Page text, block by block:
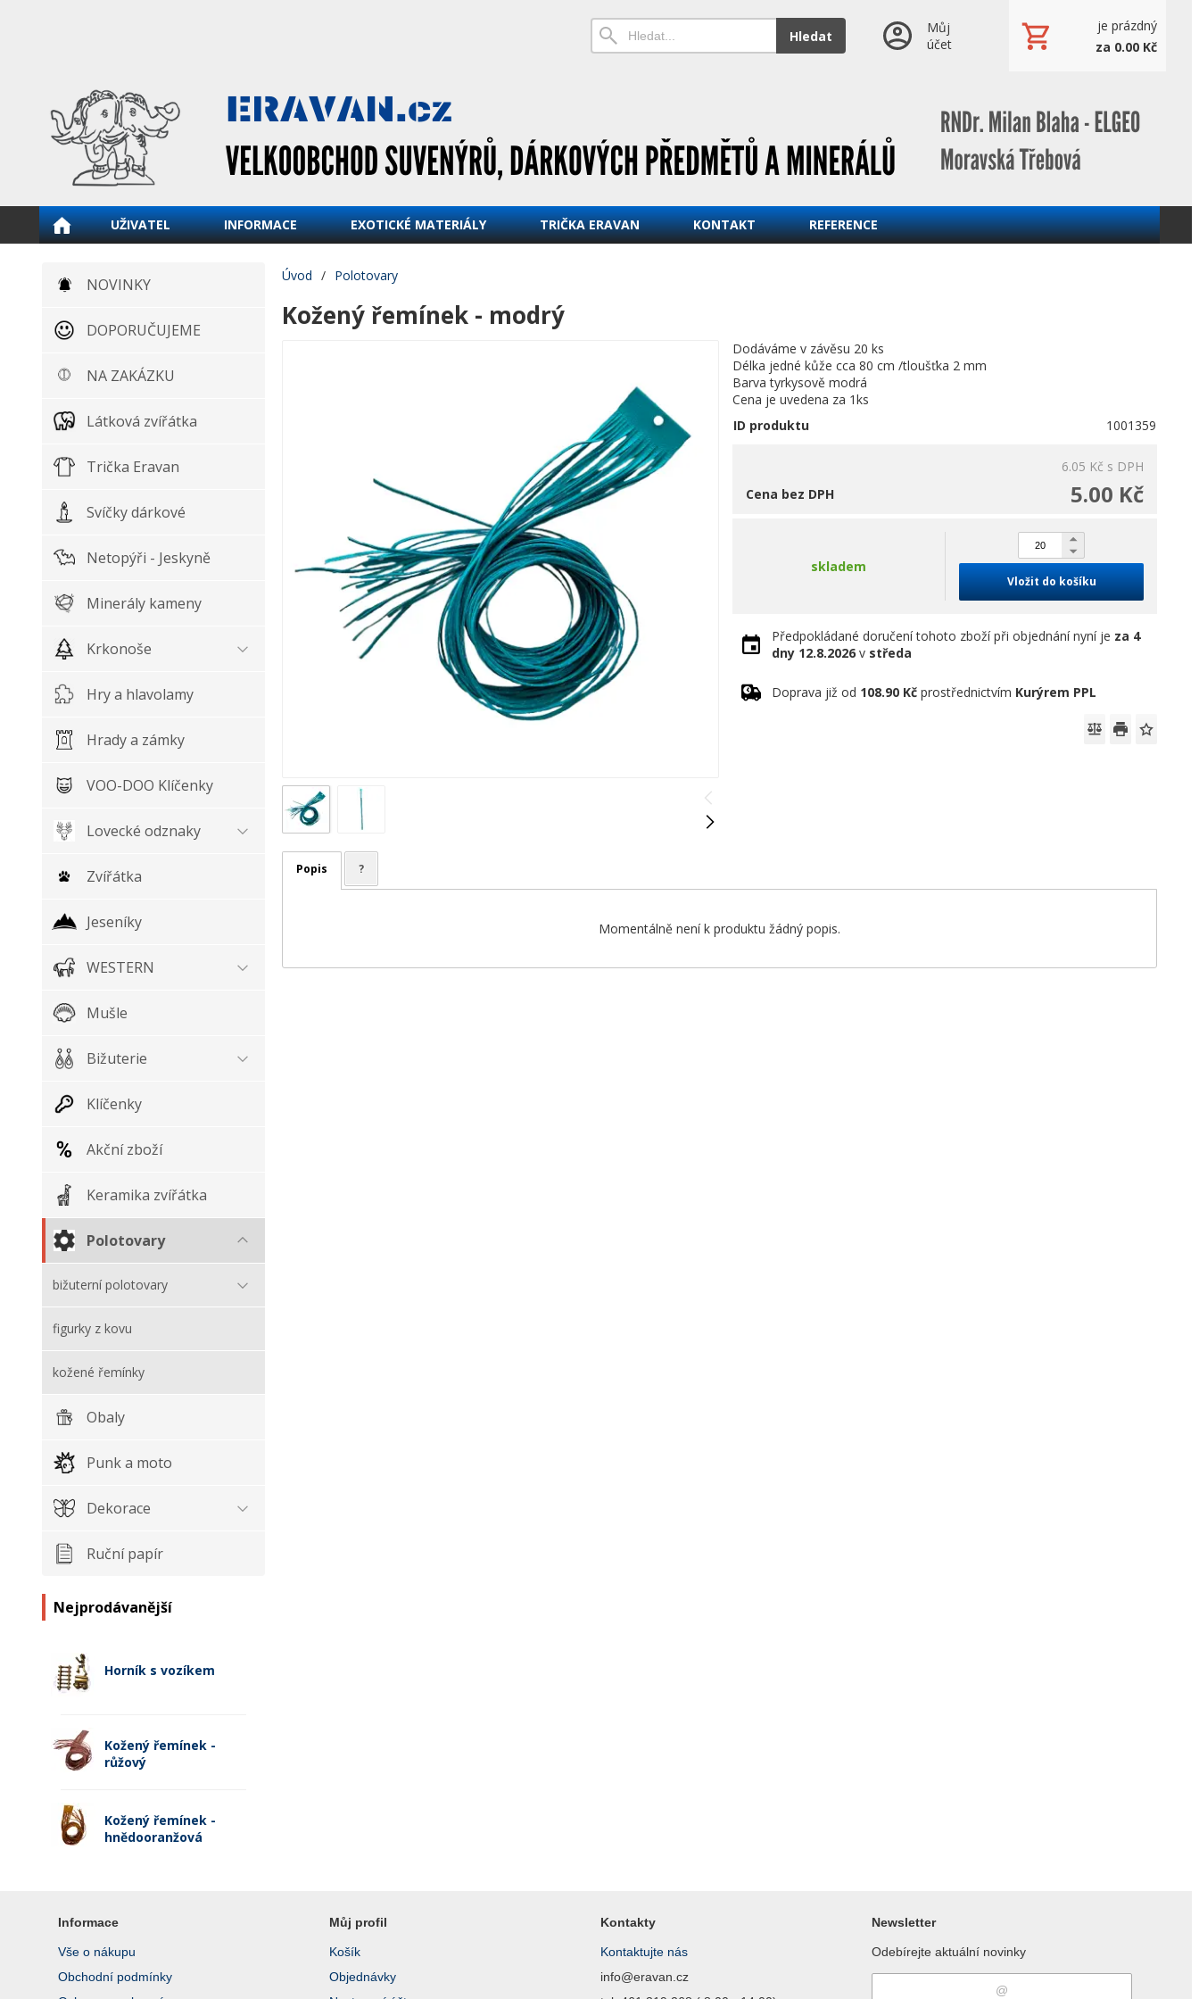
Hledat
Můj
účet
je prázdný
za 0.00 Kč
UŽIVATEL INFORMACE EXOTICKÉ MATERIÁLY TRIČKA ERAVAN KONTAKT REFERENCE
NOVINKY
DOPORUČUJEME
NA ZAKÁZKU
Látková zvířátka
Trička Eravan
Svíčky dárkové
Netopýři - Jeskyně
Minerály kameny
Krkonoše
Hry a hlavolamy
Hrady a zámky
VOO-DOO Klíčenky
Lovecké odznaky
Zvířátka
Jeseníky
WESTERN
Mušle
Bižuterie
Klíčenky
Akční zboží
Keramika zvířátka
Polotovary
bižuterní polotovary
figurky z kovu
kožené řemínky
Obaly
Punk a moto
Dekorace
Ruční papír
Nejprodávanější
Horník s vozíkem
Kožený řemínek -
růžový
Kožený řemínek -
hnědooranžová
Úvod / Polotovary
Kožený řemínek - modrý
Dodáváme v závěsu 20 ks
Délka jedné kůže cca 80 cm /tloušťka 2 mm
Barva tyrkysově modrá
Cena je uvedena za 1ks
ID produktu
1001359
6.05 Kč s DPH
5.00 Kč
Cena bez DPH
skladem
Vložit do košíku
Předpokládané doručení tohoto zboží při objednání nyní je za 4
dny 12.8.2026 v středa
Doprava již od 108.90 Kč prostřednictvím Kurýrem PPL
Popis ?
Momentálně není k produktu žádný popis.
Informace
Vše o nákupu
Obchodní podmínky
Můj profil
Košík
Objednávky
Kontakty
Kontaktujte nás
info@eravan.cz
Newsletter
Odebírejte aktuální novinky